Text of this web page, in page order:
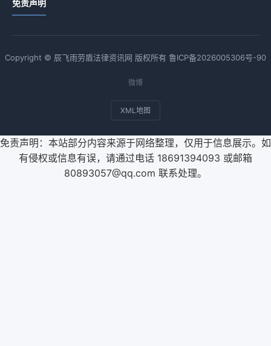
免责声明
Copyright © 辰飞雨劳盾法律资讯网 版权所有 鲁ICP备2026005306号-90
微博
XML地图
免责声明：本站部分内容来源于网络整理，仅用于信息展示。如
有侵权或信息有误，请通过电话 18691394093 或邮箱
80893057@qq.com 联系处理。